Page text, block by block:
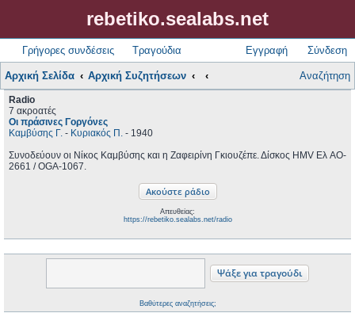
rebetiko.sealabs.net
Γρήγορες συνδέσεις Τραγούδια Σύνδεση
Εγγραφή
Αρχική Σελίδα Αρχική Συζητήσεων Αναζήτηση
Radio
7 ακροατές
Οι πράσινες Γοργόνες
Καμβύσης Γ. - Κυριακός Π. - 1940
Συνοδεύουν οι Νίκος Καμβύσης και η Ζαφειρίνη Γκιουζέπε. Δίσκος HMV Ελ AO-
2661 / OGA-1067.
Απευθείας:
https://rebetiko.sealabs.net/radio
Βαθύτερες αναζητήσεις;